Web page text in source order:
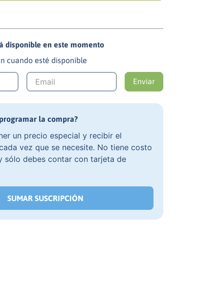
disponible en este momento
cuando esté disponible
Enviar
la compra?
un precio especial y recibir el
vez que se necesite. No tiene costo
sólo debes contar con tarjeta de
SUMAR SUSCRIPCIÓN